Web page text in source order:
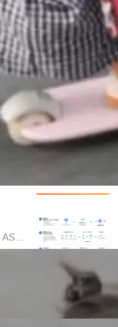
管
在开
Se
Vin
位全
一行
Linu
Linu
件工
要载
百万
下
史的
、业
个文
统的
能
义
在
一
活腾
核心
AI
构
迁
移
录
圈
无
但
暗面
、M
显
队
发
的
过